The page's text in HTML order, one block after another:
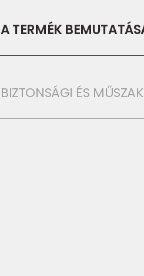
A TERMÉK
BIZTONSÁGI ÉS